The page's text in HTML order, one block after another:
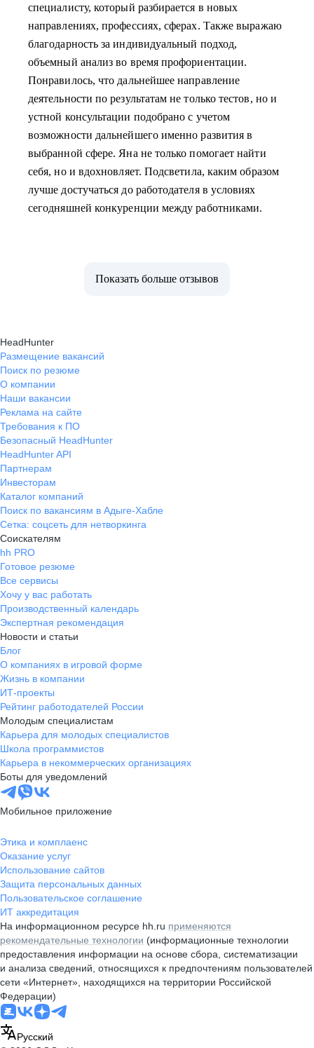
специалисту, который разбирается в новых
направлениях, профессиях, сферах. Также выражаю
благодарность за индивидуальный подход,
объемный анализ во время профориентации.
Понравилось, что дальнейшее направление
деятельности по результатам не только тестов, но и
устной консультации подобрано с учетом
возможности дальнейшего именно развития в
выбранной сфере. Яна не только помогает найти
себя, но и вдохновляет. Подсветила, каким образом
лучше достучаться до работодателя в условиях
сегодняшней конкуренции между работниками.
Показать больше отзывов
HeadHunter
Размещение вакансий
Поиск по резюме
О компании
Наши вакансии
Реклама на сайте
Требования к ПО
Безопасный HeadHunter
HeadHunter API
Партнерам
Инвесторам
Каталог компаний
Поиск по вакансиям в Адыге-Хабле
Сетка: соцсеть для нетворкинга
Соискателям
hh PRO
Готовое резюме
Все сервисы
Хочу у вас работать
Производственный календарь
Экспертная рекомендация
Новости и статьи
Блог
О компаниях в игровой форме
Жизнь в компании
ИТ-проекты
Рейтинг работодателей России
Молодым специалистам
Карьера для молодых специалистов
Школа программистов
Карьера в некоммерческих организациях
Боты для уведомлений
Мобильное приложение
Этика и комплаенс
Оказание услуг
Использование сайтов
Защита персональных данных
Пользовательское соглашение
ИТ аккредитация
На информационном ресурсе hh.ru применяются
рекомендательные технологии (информационные технологии
предоставления информации на основе сбора, систематизации
и анализа сведений, относящихся к предпочтениям пользователей
сети «Интернет», находящихся на территории Российской
Федерации)
Русский